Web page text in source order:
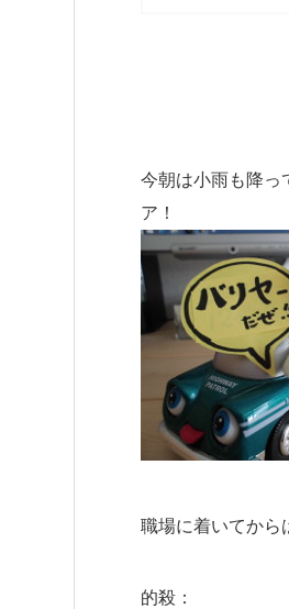
今朝は小雨も降っ
ア！
職場に着いてから
的殺：